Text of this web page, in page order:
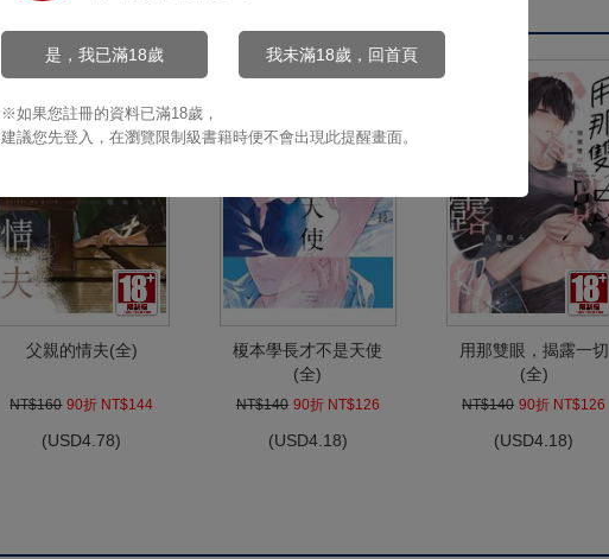
父親的情夫(全)
NT$160 90折 NT$144
(USD4.78)
榎本學長才不是天使
(全)
NT$140 90折 NT$126
(USD4.18)
用那雙眼，揭露一切
(全)
NT$140 90折 NT$126
(USD4.18)
是，我已滿18歲 我未滿18歲，回首頁
※如果您註冊的資料已滿18歲，
建議您先登入，在瀏覽限制級書籍時便不會出現此提醒畫面。